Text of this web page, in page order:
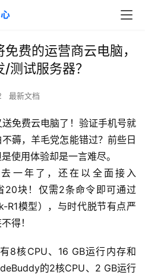
费的运营商云电脑，
测试服务器？
最新文档
免费云电脑了！验证手机号就
薅，羊毛党怎能错过？前些日
使用体验却是一言难尽。
一年了，还在以全面接入
20块！仅需2条命令即可通过
R1模型），与时代脱节有点严
得！
8核CPU、16 GB运行内存和
的2核CPU、2 GB运行